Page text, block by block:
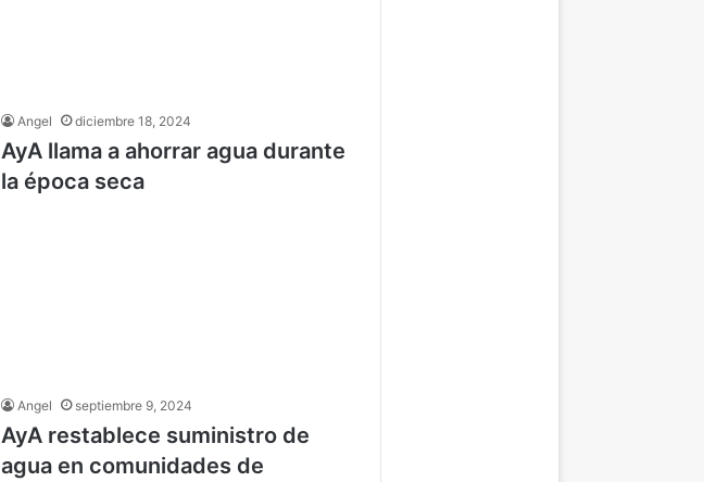
Angel diciembre 18, 2024
AyA llama a ahorrar agua durante
la época seca
Angel septiembre 9, 2024
AyA restablece suministro de
agua en comunidades de